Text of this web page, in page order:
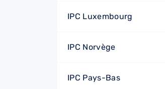
IPC Luxembourg
IPC Norvège
IPC Pays-Bas